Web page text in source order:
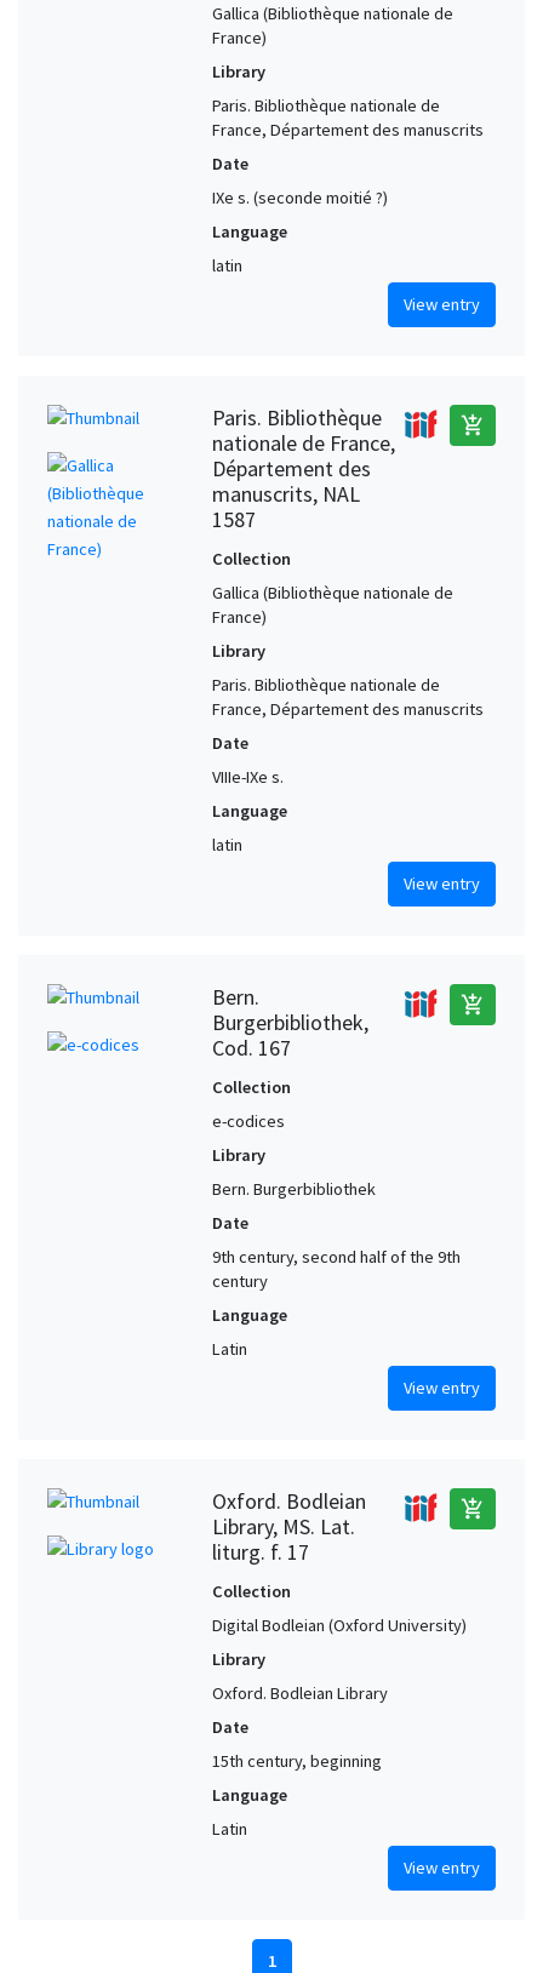
Gallica (Bibliothèque nationale de
France)
Library
Paris. Bibliothèque nationale de
France, Département des manuscrits
Date
IXe s. (seconde moitié ?)
Language
latin
View entry
Paris. Bibliothèque
nationale de France,
Département des
manuscrits, NAL
1587
add_shopping_cart
Collection
Gallica (Bibliothèque nationale de
France)
Library
Paris. Bibliothèque nationale de
France, Département des manuscrits
Date
VIIIe-IXe s.
Language
latin
View entry
Bern.
Burgerbibliothek,
Cod. 167
add_shopping_cart
Collection
e-codices
Library
Bern. Burgerbibliothek
Date
9th century, second half of the 9th
century
Language
Latin
View entry
Oxford. Bodleian
Library, MS. Lat.
liturg. f. 17
add_shopping_cart
Collection
Digital Bodleian (Oxford University)
Library
Oxford. Bodleian Library
Date
15th century, beginning
Language
Latin
View entry
1